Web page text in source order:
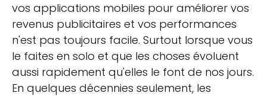
vos applications mobiles pour améliorer vos
revenus publicitaires et vos performances
n'est pas toujours facile. Surtout lorsque vous
le faites en solo et que les choses évoluent
aussi rapidement qu'elles le font de nos jours.
En quelques décennies seulement, les